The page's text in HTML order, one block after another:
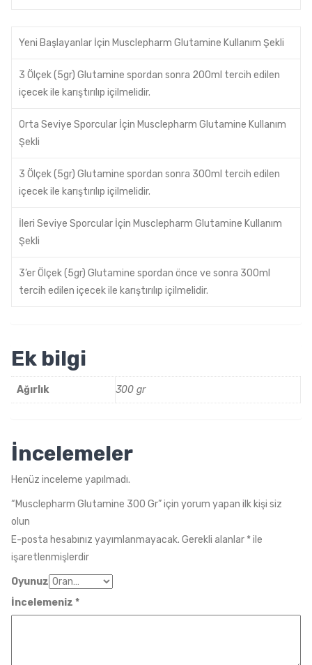
Yeni Başlayanlar İçin Musclepharm Glutamine Kullanım Şekli
3 Ölçek (5gr) Glutamine spordan sonra 200ml tercih edilen
içecek ile karıştırılıp içilmelidir.
Orta Seviye Sporcular İçin Musclepharm Glutamine Kullanım
Şekli
3 Ölçek (5gr) Glutamine spordan sonra 300ml tercih edilen
içecek ile karıştırılıp içilmelidir.
İleri Seviye Sporcular İçin Musclepharm Glutamine Kullanım
Şekli
3’er Ölçek (5gr) Glutamine spordan önce ve sonra 300ml
tercih edilen içecek ile karıştırılıp içilmelidir.
Ek bilgi
Ağırlık 300 gr
İncelemeler
Henüz inceleme yapılmadı.
“Musclepharm Glutamine 300 Gr” için yorum yapan ilk kişi siz
olun
E-posta hesabınız yayımlanmayacak. Gerekli alanlar *ile
işaretlenmişlerdir
Oyunuz
İncelemeniz *